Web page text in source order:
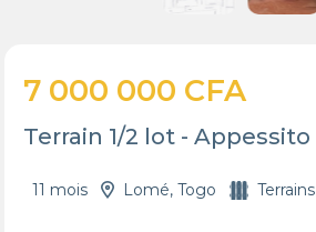
7 000 000 CFA
Terrain 1/2 lot - Appessito
11 mois Lomé, Togo Terrains